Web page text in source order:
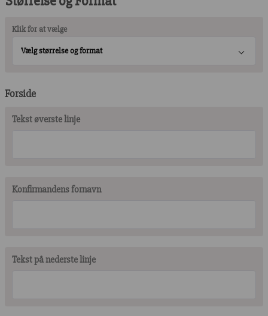
Klik for at vælge
Vælg størrelse og format
Forside
Tekst øverste linje
Konfirmandens fornavn
Tekst på nederste linje